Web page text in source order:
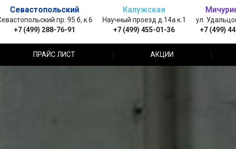
Севастопольский
пр. 95 б, к.6
+7 (499) 288-76-91
Калужская
Научный проезд д.14а к.1
+7 (499) 455-01-36
ул.
+7 (499)
ПРАЙС ЛИСТ АКЦИИ